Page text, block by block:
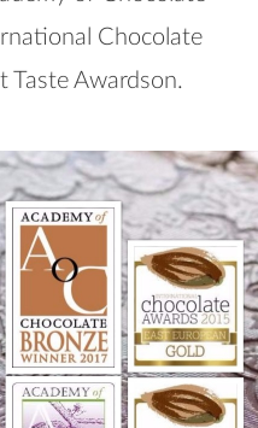
Chocolate
Taste Awardson.